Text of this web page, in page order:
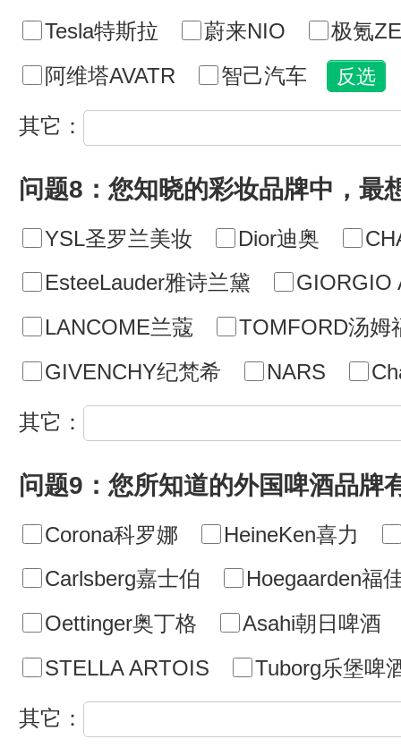
Tesla特斯拉
蔚来NIO
极氪
阿维塔AVATR
智己汽车
其它：
问题8：您知晓的彩妆品牌中，最
YSL圣罗兰美妆 Dior迪奥
EsteeLauder雅诗兰黛
GIORGIO
LANCOME兰蔻
TOMFORD汤姆
GIVENCHY纪梵希
NARS
其它：
问题9：您所知道的外国啤酒品牌
Corona科罗娜
HeineKen喜力
Carlsberg嘉士伯
Hoegaarden福
Oettinger奥丁格
Asahi朝日啤酒
STELLA ARTOIS
Tuborg乐堡啤
其它：